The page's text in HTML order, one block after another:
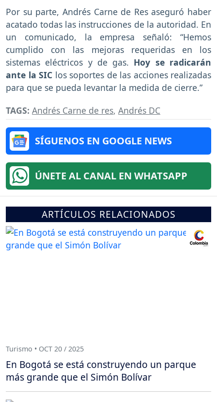
Por su parte, Andrés Carne de Res aseguró haber
acatado todas las instrucciones de la autoridad. En
un comunicado, la empresa señaló: “Hemos
cumplido con las mejoras requeridas en los
sistemas eléctricos y de gas. Hoy se radicarán
ante la SIC los soportes de las acciones realizadas
para que se pueda levantar la medida de cierre.”
TAGS: Andrés Carne de res, Andrés DC
SÍGUENOS EN GOOGLE NEWS
ÚNETE AL CANAL EN WHATSAPP
ARTÍCULOS RELACIONADOS
Turismo • OCT 20 / 2025
En Bogotá se está construyendo un parque
más grande que el Simón Bolívar